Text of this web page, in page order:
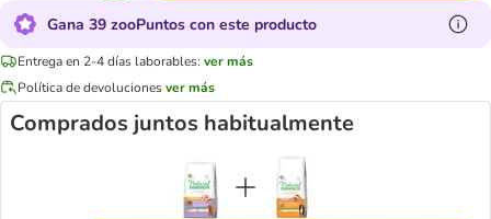
Gana 39 zooPuntos con este producto
Entrega en 2-4 días laborables: ver más
Política de devolucionesver más
Comprados juntos habitualmente